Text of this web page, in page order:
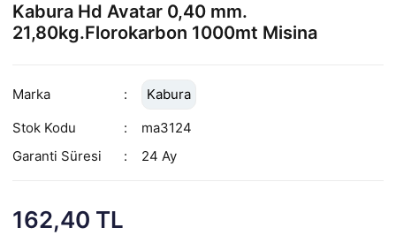
Kabura Hd Avatar 0,40 mm.
21,80kg.Florokarbon 1000mt Misina
Marka
Kabura
Stok Kodu
ma3124
Garanti Süresi
24 Ay
162,40 TL